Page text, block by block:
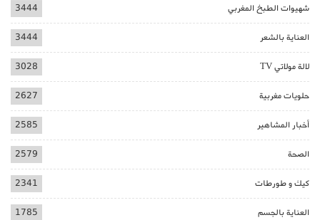
شهيوات الطبخ المغربي 3444
العناية بالشعر 3444
لالة مولاتي TV 3028
حلويات مغربية 2627
أخبار المشاهير 2585
الصحة 2579
كيك و طورطات 2341
العناية بالجسم 1785